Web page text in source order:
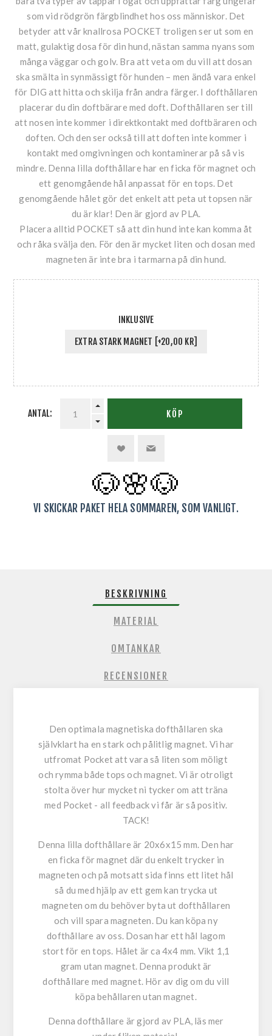
som vid rödgrön färgblindhet hos oss människor. Det
betyder att vår knallrosa POCKET troligen ser ut som en
matt, gulaktig dosa för din hund, nästan samma nyans som
många väggar och golv. Bra att veta om du vill att dosan
ska smälta in synmässigt för hunden – men ändå vara enkel
för DIG att hitta och skilja från andra färger. I dofthållaren
placerar du din doftbärare med doft. Dofthållaren ser till
att nosen inte kommer i direktkontakt med doftbäraren och
doften. Och den ser också till att doften inte kommer i
kontakt med omgivningen och kontaminerar på så vis
mindre. Denna lilla dofthållare har en ficka för magnet och
ett genomgående hål anpassat för en tops. Det
genomgående hålet gör det enkelt att peta ut topsen när
du är klar! Den är gjord av PLA.
Placera alltid POCKET så att din hund inte kan komma åt
och råka svälja den. För den är mycket liten och dosan med
magneten är inte bra i tarmarna på din hund.
INKLUSIVE
EXTRA STARK MAGNET [+20,00 KR]
ANTAL: KÖP
🐶🌸🐶
VI SKICKAR PAKET HELA SOMMAREN, SOM VANLIGT.
BESKRIVNING
MATERIAL
OMTANKAR
RECENSIONER
Den optimala magnetiska dofthållaren ska
självklart ha en stark och pålitlig magnet. Vi har
utfromat Pocket att vara så liten som möligt
och rymma både tops och magnet. Vi är otroligt
stolta över hur mycket ni tycker om att träna
med Pocket - all feedback vi får är så positiv.
TACK!
Denna lilla dofthållare är 20x6x15 mm. Den har
en ficka för magnet där du enkelt trycker in
magneten och på motsatt sida finns ett litet hål
så du med hjälp av ett gem kan trycka ut
magneten om du behöver byta ut dofthållaren
och vill spara magneten. Du kan köpa ny
dofthållare av oss. Dosan har ett hål lagom
stort för en tops. Hålet är ca 4x4 mm. Vikt 1,1
gram utan magnet. Denna produkt är
dofthållare med magnet. Hör av dig om du vill
köpa behållaren utan magnet.
Denna dofthållare är gjord av PLA, läs mer